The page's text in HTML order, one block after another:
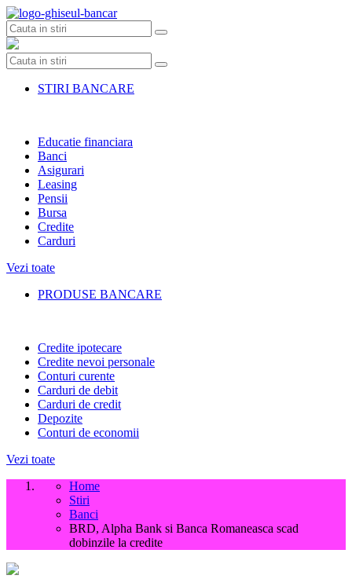
Skip
to
content
STIRI BANCARE
Educatie financiara
Banci
Asigurari
Leasing
Pensii
Bursa
Credite
Carduri
Vezi toate
PRODUSE BANCARE
Credite ipotecare
Credite nevoi personale
Conturi curente
Carduri de debit
Carduri de credit
Depozite
Conturi de economii
Vezi toate
Home
Stiri
Banci
BRD, Alpha Bank si Banca Romaneasca scad
dobinzile la credite